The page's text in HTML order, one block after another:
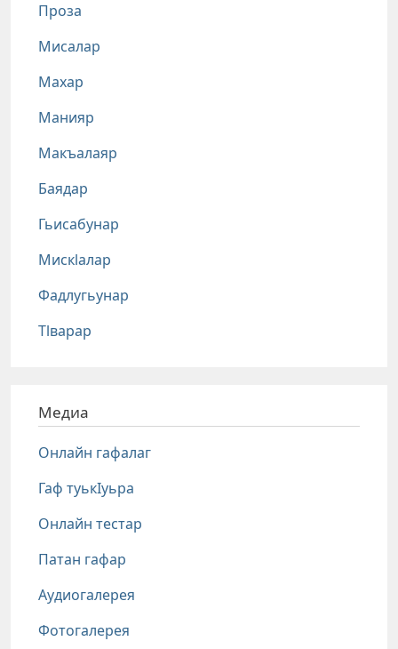
Проза
Мисалар
Махар
Манияр
Макъалаяр
Баядар
Гьисабунар
Мискlалар
Фадлугьунар
Тlварар
Медиа
Онлайн гафалаг
Гаф туькIуьра
Онлайн тестар
Патан гафар
Аудиогалерея
Фотогалерея